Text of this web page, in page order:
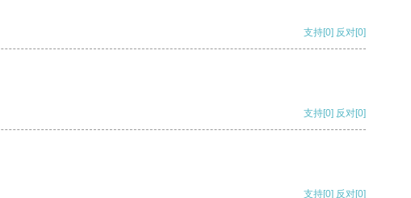
支持[0] 反对[0]
支持[0] 反对[0]
支持[0] 反对[0]